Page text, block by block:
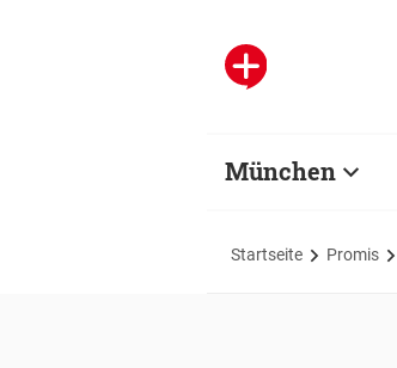
München
Startseite Promis